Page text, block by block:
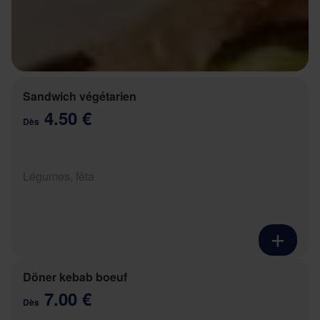
Sandwich végétarien
Dès 4.50 €
Döner kebab boeuf
Dès 7.00 €